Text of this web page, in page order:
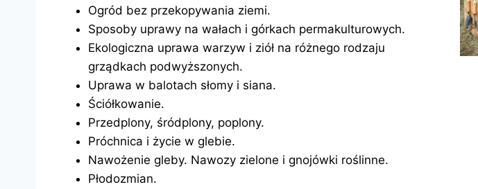
Ogród bez przekopywania ziemi.
Sposoby uprawy na wałach i górkach permakulturowych.
Ekologiczna uprawa warzyw i ziół na różnego rodzaju
grządkach podwyższonych.
Uprawa w balotach słomy i siana.
Ściółkowanie.
Przedplony, śródplony, poplony.
Próchnica i życie w glebie.
Nawożenie gleby. Nawozy zielone i gnojówki roślinne.
Płodozmian.